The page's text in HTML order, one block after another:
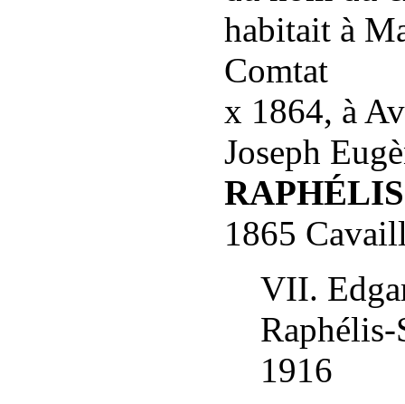
habitait à
Comtat
x 1864, à
Joseph
1865
VII.
1916